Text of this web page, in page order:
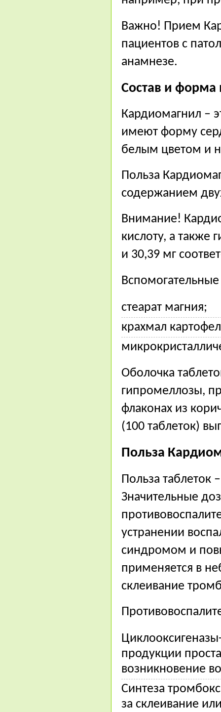
Важно! Прием
пациентов с
анамнезе.
Состав и форма
Кардиомагнил –
имеют форму
белым цветом и
Польза
содержанием
Внимание!
кислоту, а также
и 30,39 мг
стеарат магния;
крахмал
Оболочка
гипромеллозы,
флаконах из
(100 таблеток)
Польза
Польза таблеток
Значительные
устранении
синдромом и
применяется в
склеивание
продукции
возникновение
Синтеза
за склеивание